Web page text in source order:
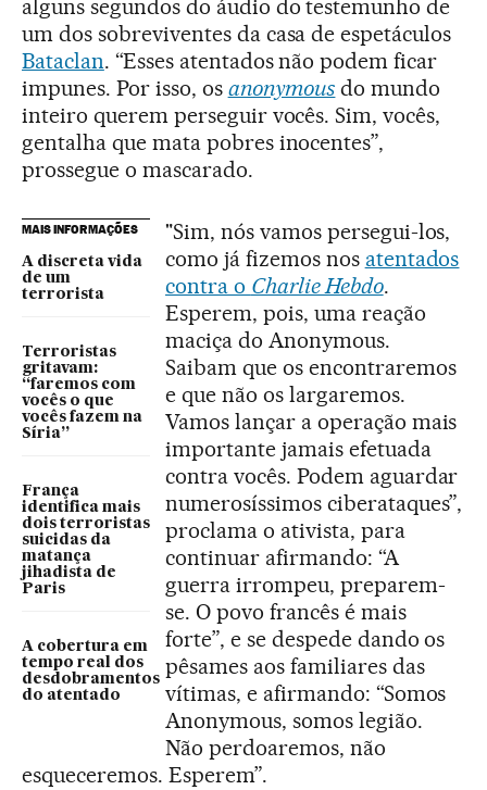
alguns segundos do áudio do testemunho de
um dos sobreviventes da casa de espetáculos
Bataclan. “Esses atentados não podem ficar
impunes. Por isso, os anonymous do mundo
inteiro querem perseguir vocês. Sim, vocês,
gentalha que mata pobres inocentes”,
prossegue o mascarado.
MAIS INFORMAÇÕES
A discreta vida
de um
terrorista
Terroristas
gritavam:
“faremos com
vocês o que
vocês fazem na
Síria”
França
identifica mais
dois terroristas
suicidas da
matança
jihadista de
Paris
A cobertura em
tempo real dos
desdobramentos
do atentado
"Sim, nós vamos persegui-los,
como já fizemos nos atentados
contra o Charlie Hebdo.
Esperem, pois, uma reação
maciça do Anonymous.
Saibam que os encontraremos
e que não os largaremos.
Vamos lançar a operação mais
importante jamais efetuada
contra vocês. Podem aguardar
numerosíssimos ciberataques”,
proclama o ativista, para
continuar afirmando: “A
guerra irrompeu, preparem-
se. O povo francês é mais
forte”, e se despede dando os
pêsames aos familiares das
vítimas, e afirmando: “Somos
Anonymous, somos legião.
Não perdoaremos, não
esqueceremos. Esperem”.